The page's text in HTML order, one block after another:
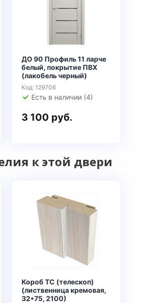
ДО 90 Профиль 11 ларче
белый, покрытие ПВХ
(лакобель черный)
Код: 129706
Есть в наличии (4)
3 100 руб.
к этой двери
Короб ТС (телескоп)
(лиственница кремовая,
32*75, 2100)